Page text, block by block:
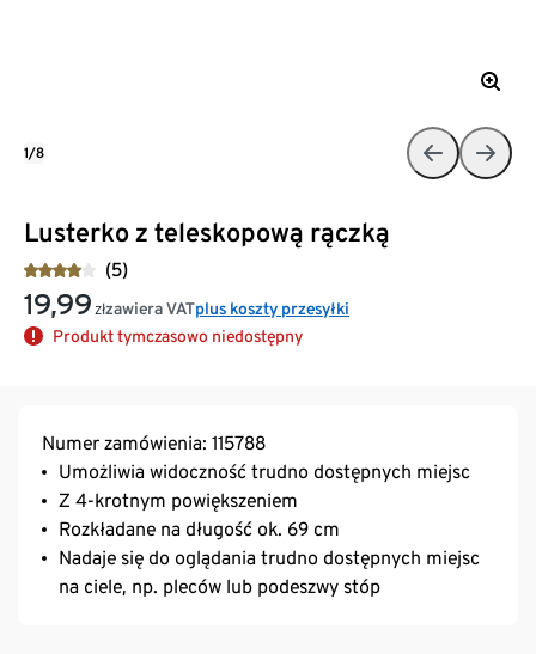
Lusterko z teleskopową rączką
(5)
19,99 złzawiera VATplus koszty przesyłki
Produkt tymczasowo niedostępny
1/8
Numer zamówienia: 115788
Umożliwia widoczność trudno dostępnych miejsc
Z 4-krotnym powiększeniem
Rozkładane na długość ok. 69 cm
Nadaje się do oglądania trudno dostępnych miejsc
na ciele, np. pleców lub podeszwy stóp